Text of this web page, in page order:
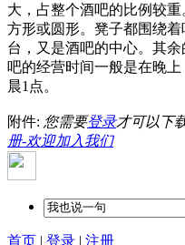
大，占整个酒吧的比例较重
方形或圆形。凳子都围绕
台，又是酒吧的中心。其
吧的经营时间一般是在晚
晨1点。
附件: 您需要登录才可以下
册-欢迎加入我们
首页 | 登录 | 注册